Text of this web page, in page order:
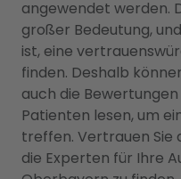
angewendet werden.
großer Bedeutung,
ist, eine
finden. Deshalb
auch die
Patienten lesen, um
treffen. Vertrauen Sie
die Experten für Ihre